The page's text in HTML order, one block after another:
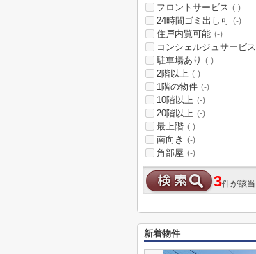
フロントサービス (-)
24時間ゴミ出し可 (-)
住戸内覧可能 (-)
コンシェルジュサービス
駐車場あり (-)
2階以上 (-)
1階の物件 (-)
10階以上 (-)
20階以上 (-)
最上階 (-)
南向き (-)
角部屋 (-)
3件が該当
新着物件